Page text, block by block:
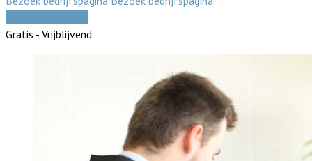
Gratis - Vrijblijvend